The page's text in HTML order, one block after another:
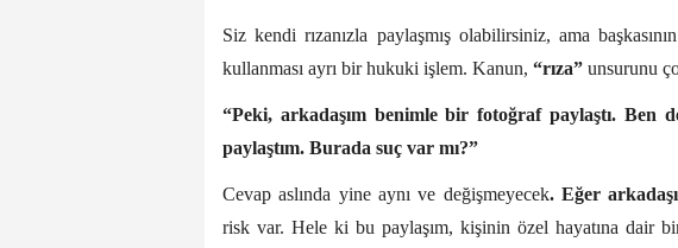
Siz kendi rızanızla paylaşmış olabilirsiniz, ama
kullanması ayrı bir hukuki işlem. Kanun, “rıza” unsurunu
“Peki, arkadaşım benimle bir fotoğraf paylaştı. Ben
paylaştım. Burada suç var mı?”
Cevap aslında yine aynı ve değişmeyecek. Eğer
risk var. Hele ki bu paylaşım, kişinin özel hayatına dair